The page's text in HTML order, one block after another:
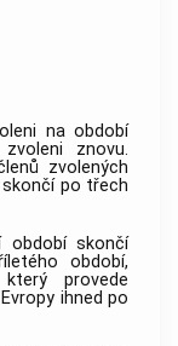
na období
znovu.
zvolených
po třech
období skončí
období,
provede
ihned po